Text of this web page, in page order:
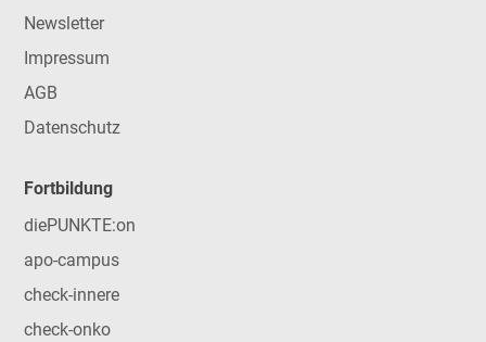
Newsletter
Impressum
AGB
Datenschutz
Fortbildung
diePUNKTE:on
apo-campus
check-innere
check-onko